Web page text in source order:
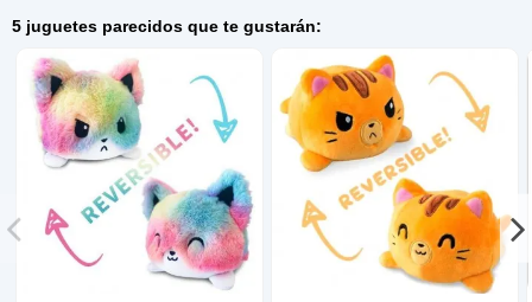
5 juguetes parecidos que te gustarán: